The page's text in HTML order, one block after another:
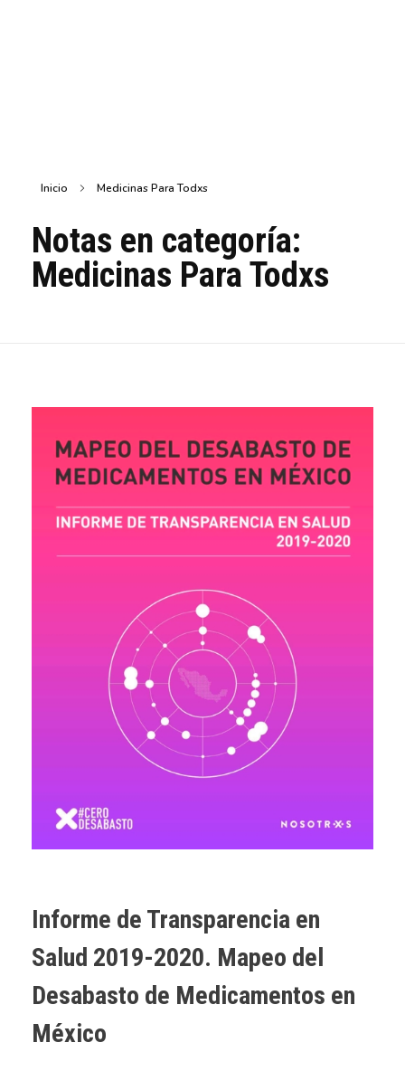
Inicio Medicinas Para Todxs
Notas en categoría:
Medicinas Para Todxs
Informe de Transparencia en
Salud 2019-2020. Mapeo del
Desabasto de Medicamentos en
México